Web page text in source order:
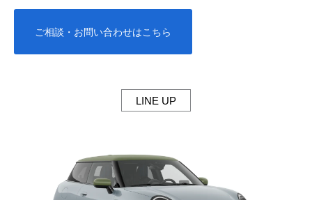
ご相談・お問い合わせはこちら
LINE UP